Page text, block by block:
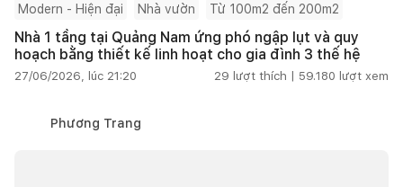
Modern - Hiện đại Nhà vườn Từ 100m2 đến 200m2
Nhà 1 tầng tại Quảng Nam ứng phó ngập lụt và quy
hoạch bằng thiết kế linh hoạt cho gia đình 3 thế hệ
27/06/2026, lúc 21:20 29 lượt thích | 59.180 lượt xem
Phương Trang